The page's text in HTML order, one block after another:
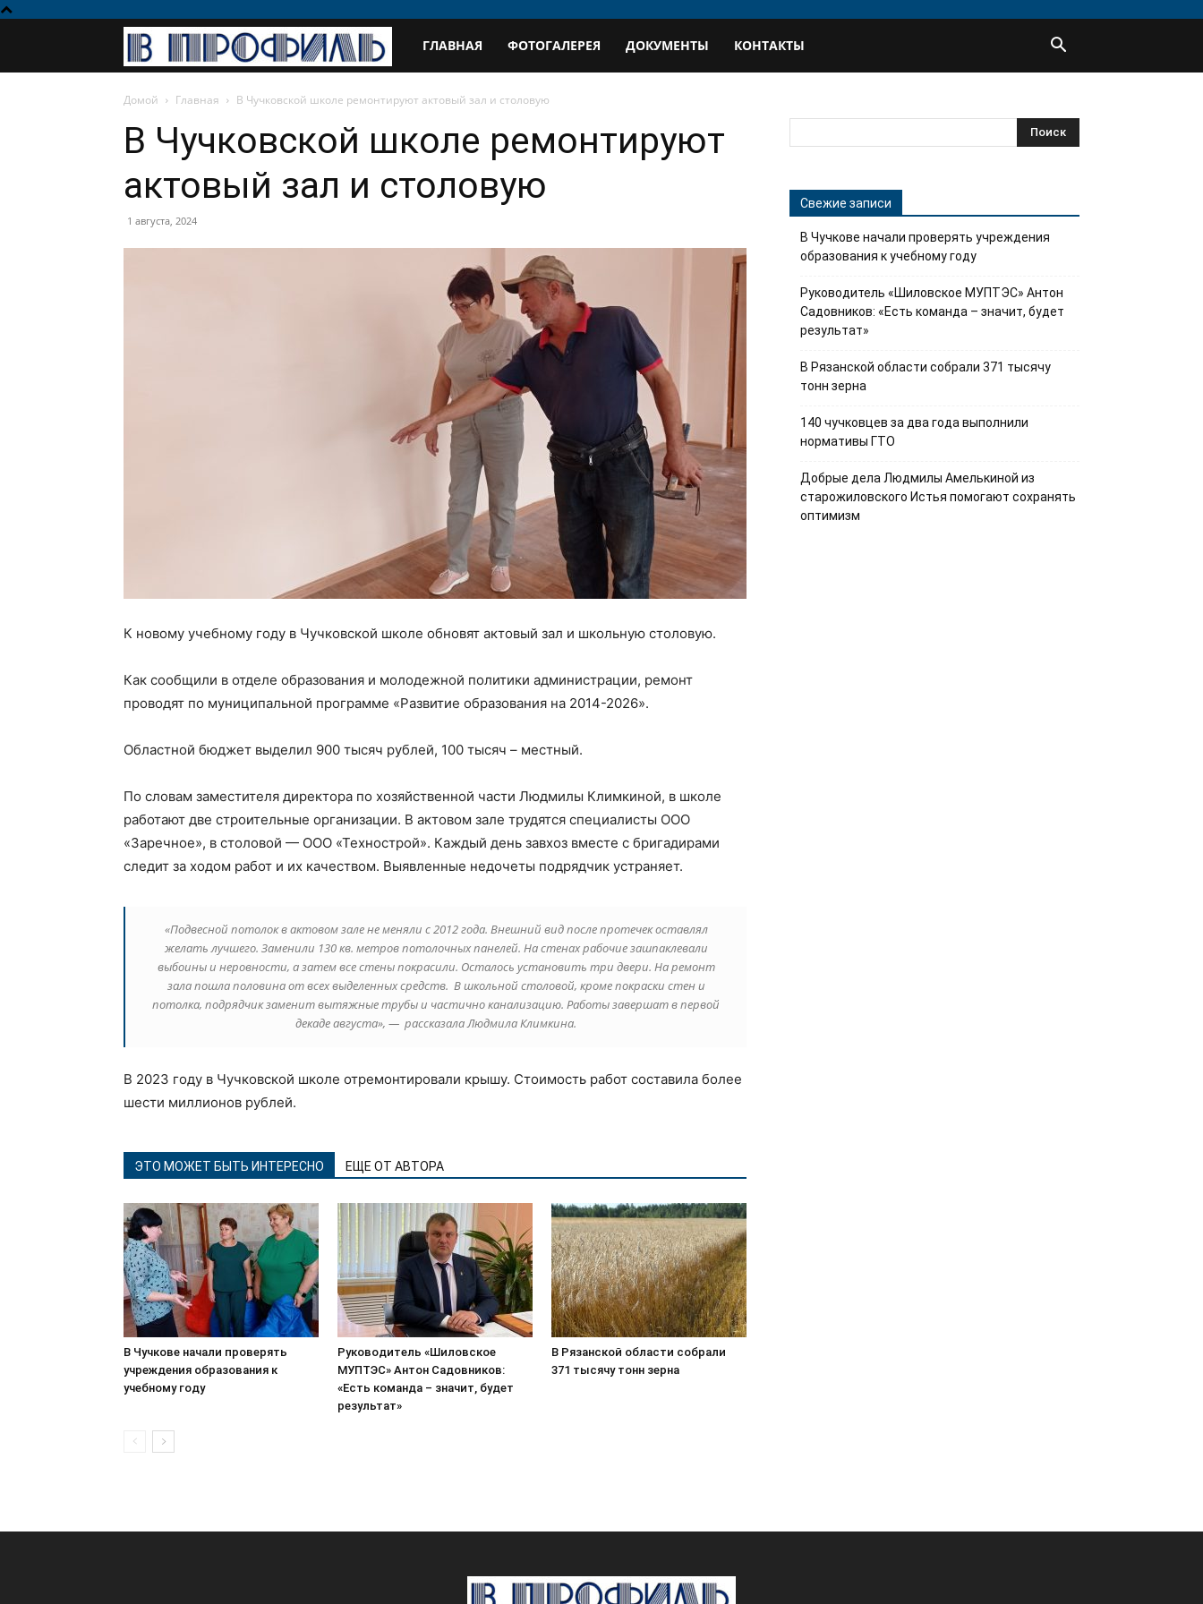
профиль
ГЛАВНАЯ ФОТОГАЛЕРЕЯ ДОКУМЕНТЫ КОНТАКТЫ
Домой Главная В Чучковской школе ремонтируют актовый зал и столовую
В Чучковской школе ремонтируют
актовый зал и столовую
1 августа, 2024
К новому учебному году в Чучковской школе обновят актовый зал и школьную столовую.
Как сообщили в отделе образования и молодежной политики администрации, ремонт
проводят по муниципальной программе «Развитие образования на 2014-2026».
Областной бюджет выделил 900 тысяч рублей, 100 тысяч – местный.
По словам заместителя директора по хозяйственной части Людмилы Климкиной, в школе
работают две строительные организации. В актовом зале трудятся специалисты ООО
«Заречное», в столовой — ООО «Технострой». Каждый день завхоз вместе с бригадирами
следит за ходом работ и их качеством. Выявленные недочеты подрядчик устраняет.
«Подвесной потолок в актовом зале не меняли с 2012 года. Внешний вид после протечек оставлял
желать лучшего. Заменили 130 кв. метров потолочных панелей. На стенах рабочие зашпаклевали
выбоины и неровности, а затем все стены покрасили. Осталось установить три двери. На ремонт
зала пошла половина от всех выделенных средств. В школьной столовой, кроме покраски стен и
потолка, подрядчик заменит вытяжные трубы и частично канализацию. Работы завершат в первой
декаде августа», — рассказала Людмила Климкина.
В 2023 году в Чучковской школе отремонтировали крышу. Стоимость работ составила более
шести миллионов рублей.
ЭТО МОЖЕТ БЫТЬ ИНТЕРЕСНО ЕЩЕ ОТ АВТОРА
В Чучкове начали проверять
учреждения образования к
учебному году
Руководитель «Шиловское
МУПТЭС» Антон Садовников:
«Есть команда – значит, будет
результат»
В Рязанской области собрали
371 тысячу тонн зерна
Свежие записи
В Чучкове начали проверять учреждения
образования к учебному году
Руководитель «Шиловское МУПТЭС» Антон
Садовников: «Есть команда – значит, будет
результат»
В Рязанской области собрали 371 тысячу
тонн зерна
140 чучковцев за два года выполнили
нормативы ГТО
Добрые дела Людмилы Амелькиной из
старожиловского Истья помогают сохранять
оптимизм